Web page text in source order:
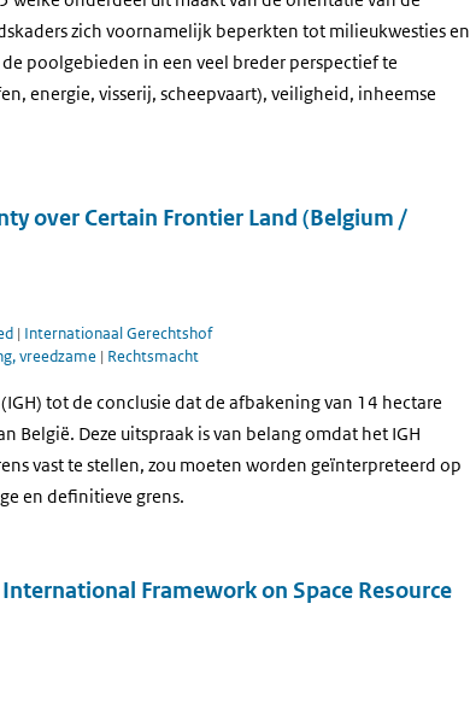
zich voornamelijk beperkten tot milieukwesties en
poolgebieden in een veel breder perspectief te
energie, visserij, scheepvaart), veiligheid, inheemse
over Certain Frontier Land (Belgium /
| Internationaal Gerechtshof
vreedzame | Rechtsmacht
tot de conclusie dat de afbakening van 14 hectare
België. Deze uitspraak is van belang omdat het IGH
vast te stellen, zou moeten worden geïnterpreteerd op
en definitieve grens.
Framework on Space Resource